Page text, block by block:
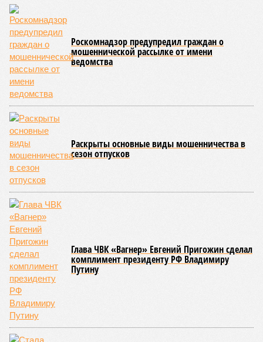
Но первая и главная проблема, пишет издание Medical
News Today, в соматических мутациях. Это изменения в
генетическом коде любой клетки организма (кроме
сперматозоидов и яйцеклеток), которые являются
неизбежным следствием деления клеток и происходят на
протяжении всей нашей жизни. Иногда они возникают под
воздействием внешних факторов, условно таких как
ультрафиолет, а иногда… это просто случается. Просто
«потому что». И учёные до сих пор бьются над загадкой
почему.
Некоторые мутации не слишком разрушительны, и клетка
может существовать в слегка изменённом виде. Другие же
приводят к катастрофическим изменениям внутри неё – и
она погибает.
присутствуют тысячи соматических мутаций. У
организма нет механики, которая позволила бы ему
вернуться и исправить повреждения, уже записанные в
геноме,– рассказывает
медицинской школы Гроссмана при Нью-Йоркском
университете.
– На протяжении десятилетий
накопившиеся повреждения снижают эффективность
работы клетки, а в некоторых случаях создают
предпосылки для развития рака»
какие бы антивозрастные процедуры вы ни проводили, как
бы ни пытались замедлить старение, устраняя его
причины, всё равно ничего не выйдет – мутации возьмут
своё.